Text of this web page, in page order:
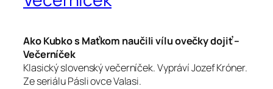
Ako Kubko s Maťkom naučili vílu ovečky dojiť –
Večerníček
Klasický slovenský večerníček. Vypráví Jozef Króner.
Ze seriálu Pásli ovce Valasi.